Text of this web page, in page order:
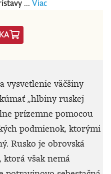
... Viac
vysvetlenie väčšiny
„hlbiny ruskej
prízemne pomocou
podmienok, ktorými
Rusko je obrovská
však nemá